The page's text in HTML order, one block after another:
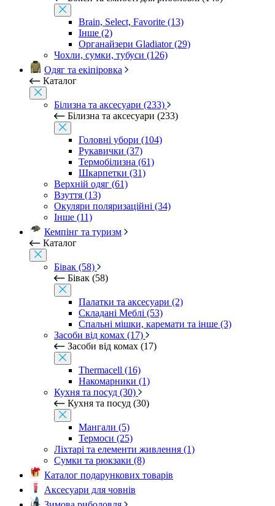
Brain, Select, Favorite (13)
Інше (2)
Органайзери Gladiator (29)
Чохли, сумки, тубуси (126)
Одяг та екіпіровка
Каталог
Білизна та аксесуари (233)
Білизна та аксесуари (233)
Головні убори (104)
Рукавички (37)
Термобілизна (61)
Шкарпетки (31)
Верхній одяг (61)
Взуття (13)
Окуляри поляризаційні (34)
Інше (11)
Кемпінг та туризм
Каталог
Бівак (58)
Бівак (58)
Палатки та аксесуари (2)
Складані Меблі (53)
Спальні мішки, каремати та інше (3)
Засоби від комах (17)
Засоби від комах (17)
Thermacell (16)
Накомарники (1)
Кухня та посуд (30)
Кухня та посуд (30)
Мангали (5)
Термоси (25)
Ліхтарі та елементи живлення (1)
Сумки та рюкзаки (8)
Каталог подарункових товарів
Аксесуари для човнів